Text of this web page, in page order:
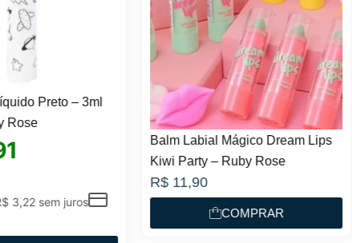
Mágico Dream Lips
– Ruby Rose
COMPRAR
Corretivo Líquido Melu by Ruby
Rose
R$19,90
COMPRAR